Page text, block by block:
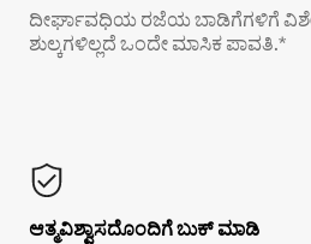
ದೀರ್ಘಾವಧಿಯ ರಜೆಯ ಬಾಡಿಗೆಗಳಿಗೆ
ಶುಲ್ಕಗಳಿಲ್ಲದೆ ಒಂದೇ ಮಾಸಿಕ ಪಾವತಿ.*
ಆತ್ಮವಿಶ್ವಾಸದೊಂದಿಗೆ ಬುಕ್ ಮಾಡಿ